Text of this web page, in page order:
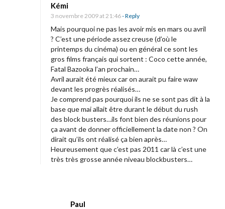
Kémi
3 novembre 2009 at 21:46- Reply
Mais pourquoi ne pas les avoir mis en mars ou avril
? C’est une période assez creuse (d’où le
printemps du cinéma) ou en général ce sont les
gros films français qui sortent : Coco cette année,
Fatal Bazooka l’an prochain…
Avril aurait été mieux car on aurait pu faire waw
devant les progrès réalisés…
Je comprend pas pourquoi ils ne se sont pas dit à la
base que mai allait être durant le début du rush
des block busters…ils font bien des réunions pour
ça avant de donner officiellement la date non ? On
dirait qu’ils ont réalisé ça bien après…
Heureusement que c’est pas 2011 car là c’est une
très très grosse année niveau blockbusters…
Paul